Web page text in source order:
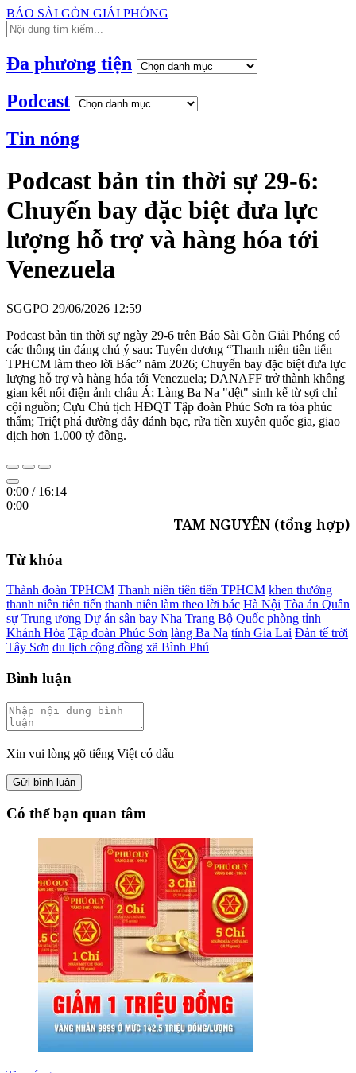
BÁO SÀI GÒN GIẢI PHÓNG
Đa phương tiện
Podcast
Tin nóng
Podcast bản tin thời sự 29-6:
Chuyến bay đặc biệt đưa lực
lượng hỗ trợ và hàng hóa tới
Venezuela
SGGPO 29/06/2026 12:59
Podcast bản tin thời sự ngày 29-6 trên Báo Sài Gòn Giải Phóng có
các thông tin đáng chú ý sau: Tuyên dương “Thanh niên tiên tiến
TPHCM làm theo lời Bác” năm 2026; Chuyến bay đặc biệt đưa lực
lượng hỗ trợ và hàng hóa tới Venezuela; DANAFF trở thành không
gian kết nối điện ảnh châu Á; Làng Ba Na "dệt" sinh kế từ sợi chỉ
cội nguồn; Cựu Chủ tịch HĐQT Tập đoàn Phúc Sơn ra tòa phúc
thẩm; Triệt phá đường dây đánh bạc, rửa tiền xuyên quốc gia, giao
dịch hơn 1.000 tỷ đồng.
0:00 / 16:14
0:00
TAM NGUYÊN (tổng hợp)
Từ khóa
Thành đoàn TPHCM Thanh niên tiên tiến TPHCM khen thưởng
thanh niên tiên tiến thanh niên làm theo lời bác Hà Nội Tòa án Quân
sự Trung ương Dự án sân bay Nha Trang Bộ Quốc phòng tỉnh
Khánh Hòa Tập đoàn Phúc Sơn làng Ba Na tỉnh Gia Lai Đàn tế trời
Tây Sơn du lịch cộng đồng xã Bình Phú
Bình luận
Xin vui lòng gõ tiếng Việt có dấu
Gửi bình luận
Có thể bạn quan tâm